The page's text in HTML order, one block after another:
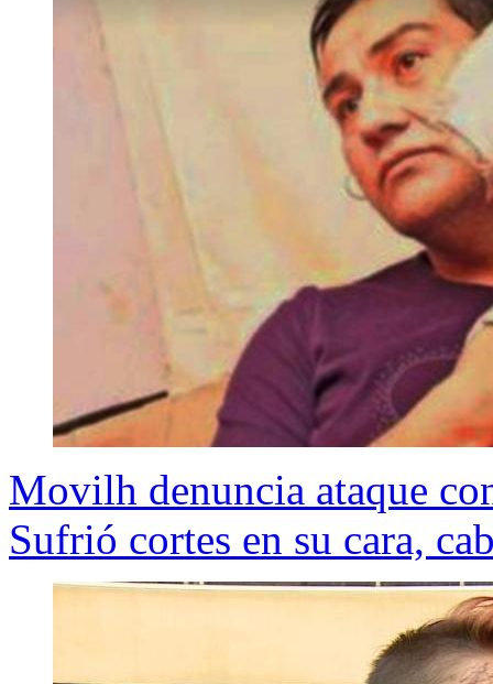
Movilh denuncia ataque
Sufrió cortes en su cara,